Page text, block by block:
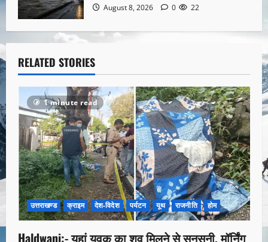
August 8, 2026 0 22
RELATED STORIES
1 minute read
उत्तराखण्ड क्राइम देश-विदेश पर्यटन यूथ राजनीति होम
Haldwani:- यहां युवक का शव मिलने से सनसनी, मॉर्निंग